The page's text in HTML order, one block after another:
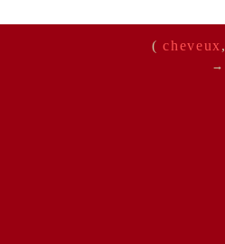
(cheveux
→